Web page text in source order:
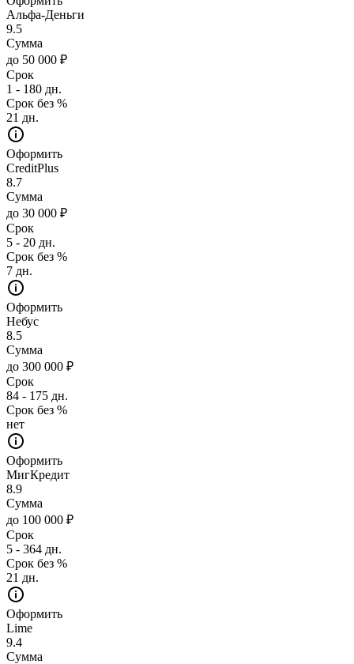
Альфа-Деньги
9.5
Сумма
до 50 000 ₽
Срок
1 - 180 дн.
Срок без %
21 дн.
Оформить
CreditPlus
8.7
Сумма
до 30 000 ₽
Срок
5 - 20 дн.
Срок без %
7 дн.
Оформить
Небус
8.5
Сумма
до 300 000 ₽
Срок
84 - 175 дн.
Срок без %
нет
Оформить
МигКредит
8.9
Сумма
до 100 000 ₽
Срок
5 - 364 дн.
Срок без %
21 дн.
Оформить
Lime
9.4
Сумма